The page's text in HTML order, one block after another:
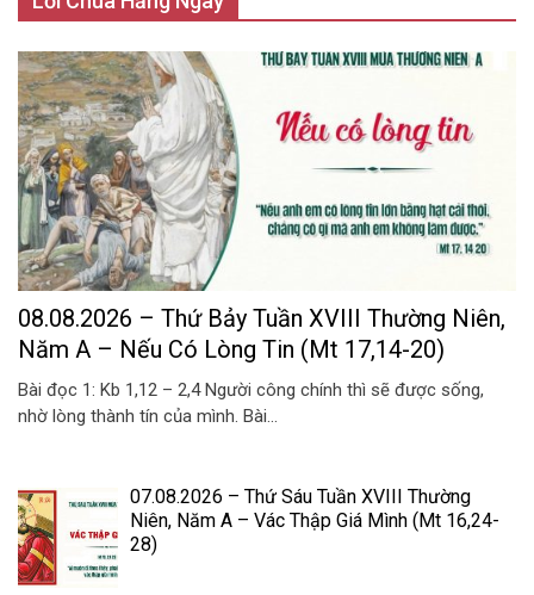
08.08.2026 – Thứ Bảy Tuần XVIII Thường Niên,
Năm A – Nếu Có Lòng Tin (Mt 17,14-20)
Bài đọc 1: Kb 1,12 – 2,4 Người công chính thì sẽ được sống,
nhờ lòng thành tín của mình. Bài...
07.08.2026 – Thứ Sáu Tuần XVIII Thường
Niên, Năm A – Vác Thập Giá Mình (Mt 16,24-
28)